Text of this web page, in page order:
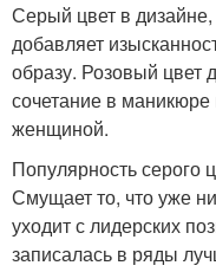
Серый цвет в дизайне,
добавляет
образу. Розовый цвет
сочетание в
женщиной.
Популярность серого
Смущает то, что уже
уходит с лидерских
записалась в ряды